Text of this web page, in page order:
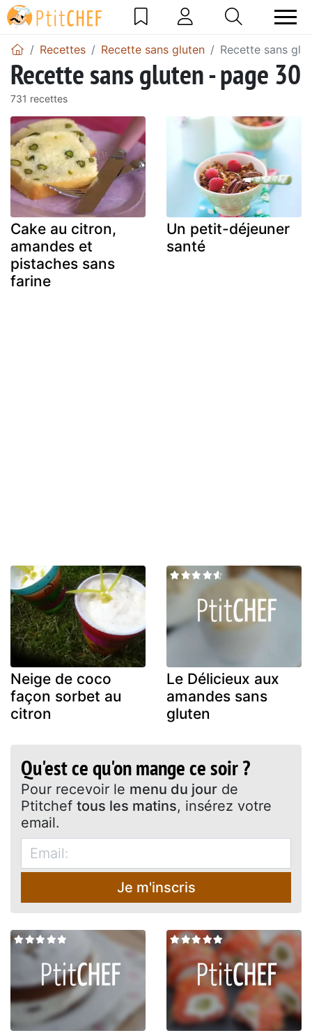
Recettes Recette sans gluten Recette sans
Recette sans gluten - page 30
731 recettes
Cake au citron,
amandes et
pistaches sans
farine
Un petit-déjeuner
santé
Neige de coco
façon sorbet au
citron
Le Délicieux aux
amandes sans
gluten
Qu'est ce qu'on mange ce soir ?
Pour recevoir le menu du jour de
Ptitchef tous les matins, insérez votre
email.
Je m'inscris